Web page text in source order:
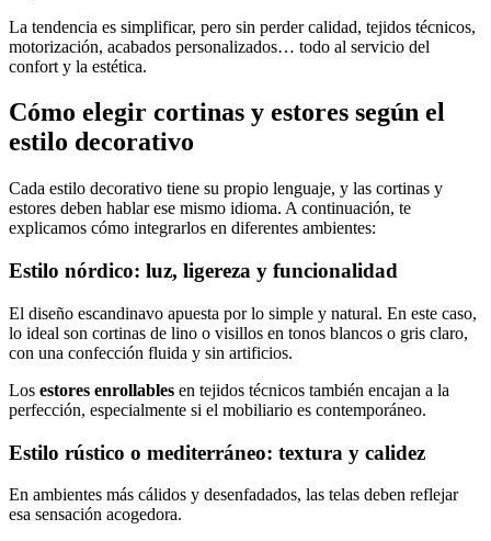
La tendencia es simplificar, pero sin perder calidad, tejidos técnicos,
motorización, acabados personalizados… todo al servicio del
confort y la estética.
Cómo elegir cortinas y estores según el
estilo decorativo
Cada estilo decorativo tiene su propio lenguaje, y las cortinas y
estores deben hablar ese mismo idioma. A continuación, te
explicamos cómo integrarlos en diferentes ambientes:
Estilo nórdico: luz, ligereza y funcionalidad
El diseño escandinavo apuesta por lo simple y natural. En este caso,
lo ideal son cortinas de lino o visillos en tonos blancos o gris claro,
con una confección fluida y sin artificios.
Los estores enrollables en tejidos técnicos también encajan a la
perfección, especialmente si el mobiliario es contemporáneo.
Estilo rústico o mediterráneo: textura y calidez
En ambientes más cálidos y desenfadados, las telas deben reflejar
esa sensación acogedora.